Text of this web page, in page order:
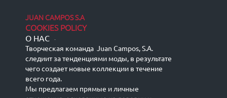
JUAN CAMPOS S.A
COOKIES POLICY
О НАС -
Творческая команда Juan Campos, S.A.
следиит за тенденциями моды, в результате
чего создает новые коллекции в течение
всего года.
Мы предлагаем прямые и личные